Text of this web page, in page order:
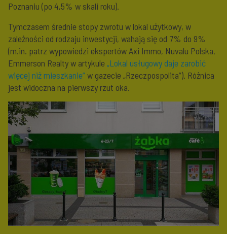
Poznaniu (po 4,5% w skali roku).
Tymczasem średnie stopy zwrotu w lokal użytkowy, w
zależności od rodzaju inwestycji, wahają się od 7% do 9%
(m.in. patrz wypowiedzi ekspertów Axi Immo, Nuvalu Polska,
Emmerson Realty w artykule „Lokal usługowy daje zarobić
więcej niż mieszkanie”w gazecie „Rzeczpospolita”). Różnica
jest widoczna na pierwszy rzut oka.